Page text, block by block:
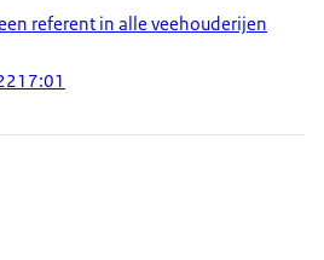
referent in alle veehouderijen
17:01